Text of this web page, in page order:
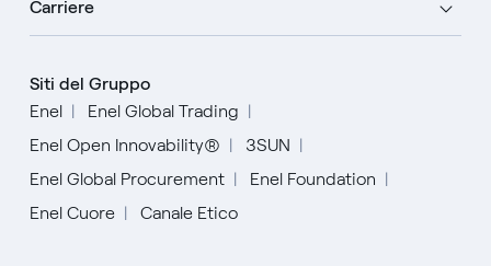
Carriere
Siti del Gruppo
Enel
Enel Global Trading
Enel Open Innovability®
3SUN
Enel Global Procurement
Enel Foundation
Enel Cuore
Canale Etico